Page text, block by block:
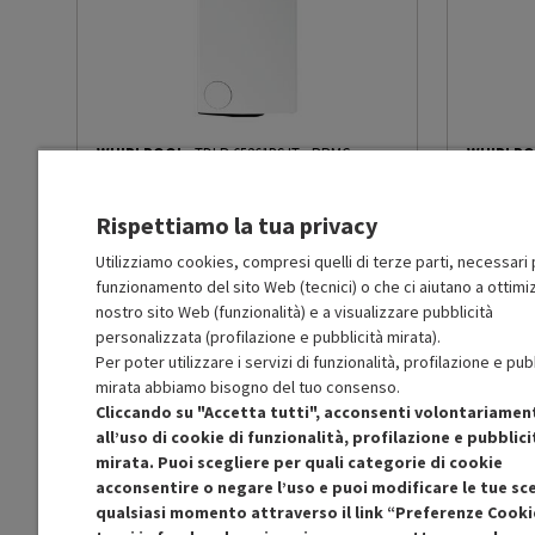
Classe emissione rumore
Capacità di carico lavaggio
max (Kg)
6.5
Consumo energetico 60° pieno
carico (kWh)
0.435
Consumo energetico modo
'left-on' (W)
0.11
Consumo energetico modo
WHIRLPOOL TDLR 65261BS IT-PRMG
MOLTO BUONO
R: Confezione non originale integra
: Accessori principali presenti
B: Estetica prodotto ottima
N: Prodotto funzionante
Prodotto Nuovo 399.99 -10%
Ricondizionato 359.99
Aggiungi al carrello
R:
:
B : Estetica
N: Prodotto
Rispettiamo la tua privacy
Utilizziamo cookies, compresi quelli di terze parti, necessari
funzionamento del sito Web (tecnici) o che ci aiutano a
nostro sito Web (funzionalità) e a visualizzare pubblicità
personalizzata (profilazione e pubblicità mirata).
Per poter utilizzare i servizi di funzionalità, profilazione e
mirata abbiamo bisogno del tuo consenso.
Cliccando su "Accetta tutti", acconsenti
all’uso di cookie di funzionalità, profilazione e
mirata. Puoi scegliere per quali categorie di cookie
acconsentire o negare l’uso e puoi modificare le tue
qualsiasi momento attraverso il link “Preferenze